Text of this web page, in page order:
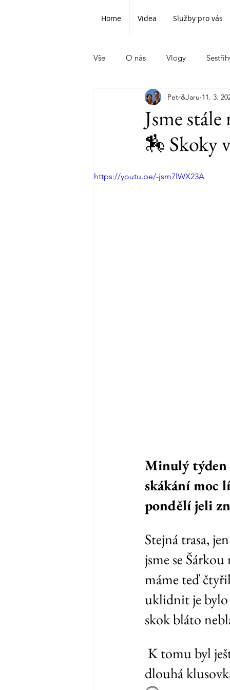
Home Videa Služby pro vás
Vše O nás Vlogy
Jsme
🏇 Skoky
Petr&Jaru 11. 3.
https://youtu.be/-jsm7lWX23A
Minulý týden
skákání moc
pondělí jeli
Stejná trasa,
jsme se
máme teď
uklidnit je
skok bláto
dlouhá